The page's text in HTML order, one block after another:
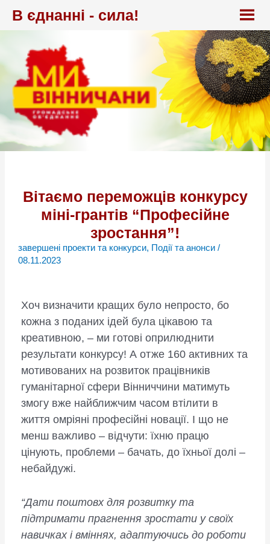
В єднанні - сила!
Вітаємо переможців конкурсу
міні-грантів “Професійне
зростання”!
завершені проекти та конкурси, Події та анонси/
08.11.2023
Хоч визначити кращих було непросто, бо
кожна з поданих ідей була цікавою та
креативною, – ми готові оприлюднити
результати конкурсу! А отже 160 активних та
мотивованих на розвиток працівників
гуманітарної сфери Вінниччини матимуть
змогу вже найближчим часом втілити в
життя омріяні професійні новації. І що не
менш важливо – відчути: їхню працю
цінують, проблеми – бачать, до їхньої долі –
небайдужі.
“Дати поштовх для розвитку та
підтримати прагнення зростати у своїх
навичках і вміннях, адаптуючись до роботи